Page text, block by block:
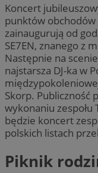
Koncert
punktów
zainaugurują od
SE7EN, znanego z
Następnie na
najstarsza DJ-ka w
Skorp. Publiczność
wykonaniu
będzie koncert
polskich listach
Piknik